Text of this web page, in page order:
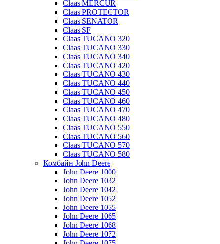
Claas MERCUR
Claas PROTECTOR
Claas SENATOR
Claas SF
Claas TUCANO 320
Claas TUCANO 330
Claas TUCANO 340
Claas TUCANO 420
Claas TUCANO 430
Claas TUCANO 440
Claas TUCANO 450
Claas TUCANO 460
Claas TUCANO 470
Claas TUCANO 480
Claas TUCANO 550
Claas TUCANO 560
Claas TUCANO 570
Claas TUCANO 580
Комбайн John Deere
John Deere 1000
John Deere 1032
John Deere 1042
John Deere 1052
John Deere 1055
John Deere 1065
John Deere 1068
John Deere 1072